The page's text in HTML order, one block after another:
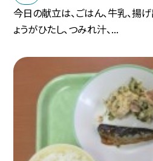
今日の献立は、ごはん、牛乳、揚
ょうがひたし、つみれ汁、...